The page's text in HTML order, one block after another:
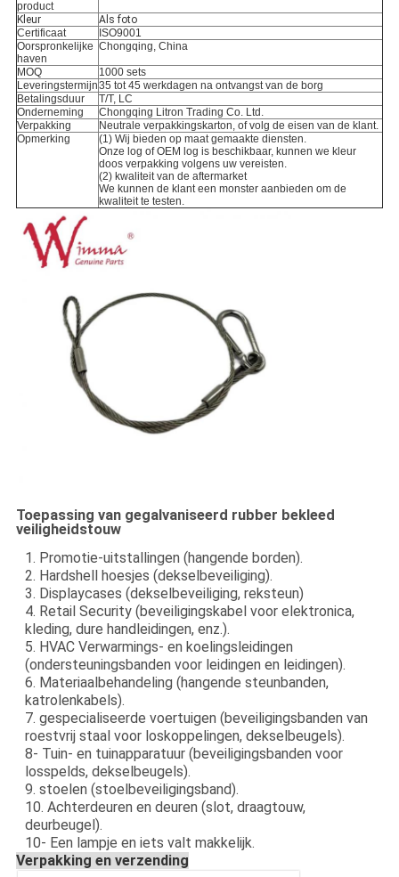
product
Kleur
Als foto
Certificaat
ISO9001
Oorspronkelijke
haven
Chongqing, China
MOQ
1000 sets
Leveringstermijn35 tot 45 werkdagen na ontvangst van de borg
Betalingsduur
T/T, LC
Onderneming
Chongqing Litron Trading Co. Ltd.
Verpakking
Neutrale verpakkingskarton, of volg de eisen van de klant.
Opmerking
(1) Wij bieden op maat gemaakte diensten.
Onze log of OEM log is beschikbaar, kunnen we kleur
doos verpakking volgens uw vereisten.
(2) kwaliteit van de aftermarket
We kunnen de klant een monster aanbieden om de
kwaliteit te testen.
Toepassing van gegalvaniseerd rubber bekleed
veiligheidstouw
1. Promotie-uitstallingen (hangende borden).
2. Hardshell hoesjes (dekselbeveiliging).
3. Displaycases (dekselbeveiliging, reksteun)
4. Retail Security (beveiligingskabel voor elektronica,
kleding, dure handleidingen, enz.).
5. HVAC Verwarmings- en koelingsleidingen
(ondersteuningsbanden voor leidingen en leidingen).
6. Materiaalbehandeling (hangende steunbanden,
katrolenkabels).
7. gespecialiseerde voertuigen (beveiligingsbanden van
roestvrij staal voor loskoppelingen, dekselbeugels).
8- Tuin- en tuinapparatuur (beveiligingsbanden voor
losspelds, dekselbeugels).
9. stoelen (stoelbeveiligingsband).
10. Achterdeuren en deuren (slot, draagtouw,
deurbeugel).
10- Een lampje en iets valt makkelijk.
Verpakking en verzending